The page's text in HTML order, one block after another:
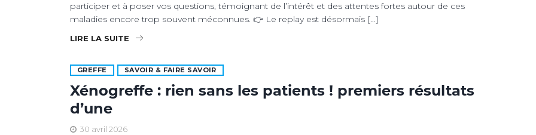
participer et à poser vos questions, témoignant de l’intérêt et des attentes fortes autour de ces
maladies encore trop souvent méconnues. 👉 Le replay est désormais […]
LIRE LA SUITE
GREFFE SAVOIR & FAIRE SAVOIR
Xénogreffe : rien sans les patients ! premiers résultats
d’une
30 avril 2026